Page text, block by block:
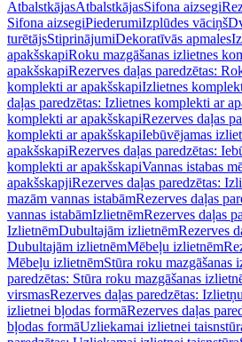
AtbalstkājasAtbalstkājasSifona aizsegi
Sifona aizsegiPiederumiIzplūdes vāciņš
turētājsStiprinājumiDekoratīvās apmales
apakšskapiRoku mazgāšanas izlietnes
apakšskapiRezerves daļas paredzētas:
komplekti ar apakšskapiIzlietnes
daļas paredzētas: Izlietnes komplekti ar
komplekti ar apakšskapiRezerves daļas
komplekti ar apakšskapiIebūvējamas
apakšskapiRezerves daļas paredzētas:
komplekti ar apakšskapiVannas istabas
apakšskapjiRezerves daļas paredzētas:
mazām vannas istabāmRezerves daļas
vannas istabāmIzlietnēmRezerves daļas
IzlietnēmDubultajām izlietnēmRezerves
Dubultajām izlietnēmMēbeļu izlietnēm
Mēbeļu izlietnēmStūra roku mazgāšanas
paredzētas: Stūra roku mazgāšanas
virsmasRezerves daļas paredzētas:
izlietnei bļodas formāRezerves daļas
bļodas formāUzliekamai izlietnei